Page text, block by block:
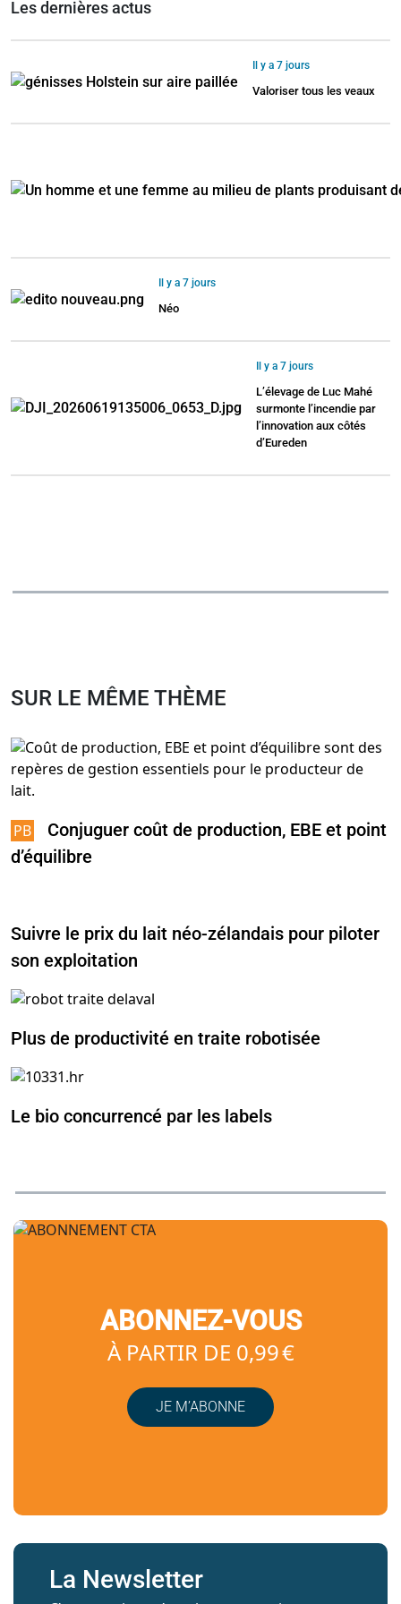
Les dernières actus
Il y a 7 jours
Valoriser tous les veaux
Il y a 7 jours
Néo
Il y a 7 jours
L’élevage de Luc Mahé
surmonte l’incendie par
l’innovation aux côtés
d’Eureden
SUR LE MÊME THÈME
Conjuguer coût de production, EBE et point
d’équilibre
Suivre le prix du lait néo-zélandais pour piloter
son exploitation
Plus de productivité en traite robotisée
Le bio concurrencé par les labels
ABONNEZ-VOUS
À PARTIR DE 0,99 €
JE M’ABONNE
La Newsletter